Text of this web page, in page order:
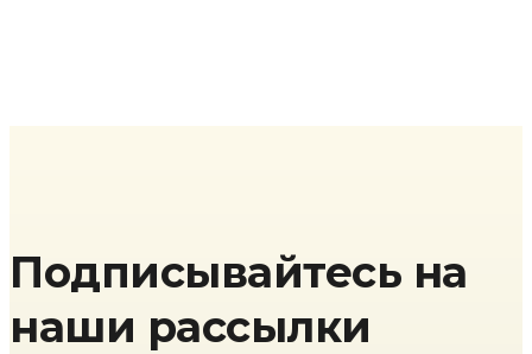
Подписывайтесь на
наши рассылки